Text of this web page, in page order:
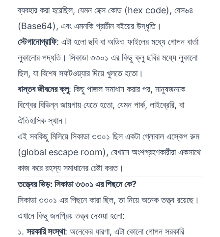
ব্যবহার করা হয়েছিল, যেমন হেক্স কোড (hex code), বেস৬৪
(Base64), এবং এমনকি প্রাচীন বইয়ের উদ্ধৃতি।
স্টেগানোগ্রাফি: এটা হলো ছবি বা অডিও ফাইলের মধ্যে গোপন বার্তা
লুকানোর পদ্ধতি। সিকাডা ৩৩০১ এর কিছু ক্লু ছবির মধ্যে লুকানো
ছিল, যা বিশেষ সফটওয়্যার দিয়ে খুলতে হতো।
বাস্তব জীবনের ক্লু: কিছু পাজল সমাধান করার পর, মানুষজনকে
বিশ্বের বিভিন্ন জায়গায় যেতে হতো, যেমন পার্ক, লাইব্রেরি, বা
ঐতিহাসিক স্থান।
এই সবকিছু মিলিয়ে সিকাডা ৩৩০১ ছিল একটা গ্লোবাল এস্কেপ রুম
(global escape room), যেখানে অংশগ্রহণকারীরা একসাথে
কাজ করে রহস্য সমাধানের চেষ্টা করত।
তত্ত্বের ভিড়: সিকাডা ৩৩০১ এর পিছনে কে?
সিকাডা ৩৩০১ এর পিছনে কারা ছিল, তা নিয়ে অনেক তত্ত্ব রয়েছে।
এখানে কিছু জনপ্রিয় তত্ত্ব দেওয়া হলো:
১. সরকারি সংস্থা: অনেকের ধারণা, এটা কোনো গোপন সরকারি